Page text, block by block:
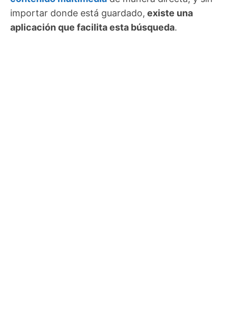
importar donde está guardado, existe una
aplicación que facilita esta búsqueda.